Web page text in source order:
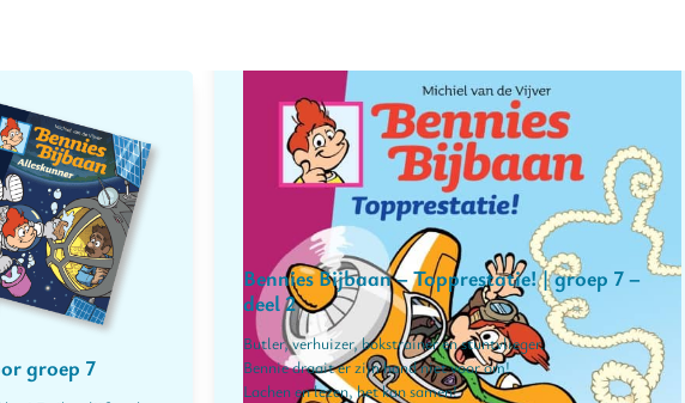
groep 7
Bennies Bijbaan – Topprestatie! | groep 7 –
deel 2
Butler, verhuizer, bokstrainer en stuntvlieger.
Bennie draait er zijn hand niet voor om!
Lachen en lezen, het kan samen!